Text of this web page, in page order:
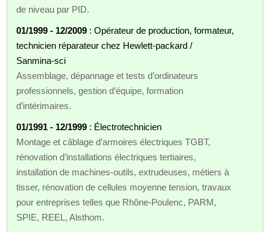
de niveau par PID.
01/1999 - 12/2009 : Opérateur de production, formateur,
technicien réparateur chez Hewlett‑packard /
Sanmina‑sci
Assemblage, dépannage et tests d’ordinateurs
professionnels, gestion d’équipe, formation
d’intérimaires.
01/1991 - 12/1999 : Électrotechnicien
Montage et câblage d’armoires électriques TGBT,
rénovation d’installations électriques tertiaires,
installation de machines‑outils, extrudeuses, métiers à
tisser, rénovation de cellules moyenne tension, travaux
pour entreprises telles que Rhône‑Poulenc, PARM,
SPIE, REEL, Alsthom.